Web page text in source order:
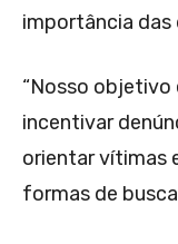
importância das
“Nosso objetivo
incentivar
orientar vítimas
formas de